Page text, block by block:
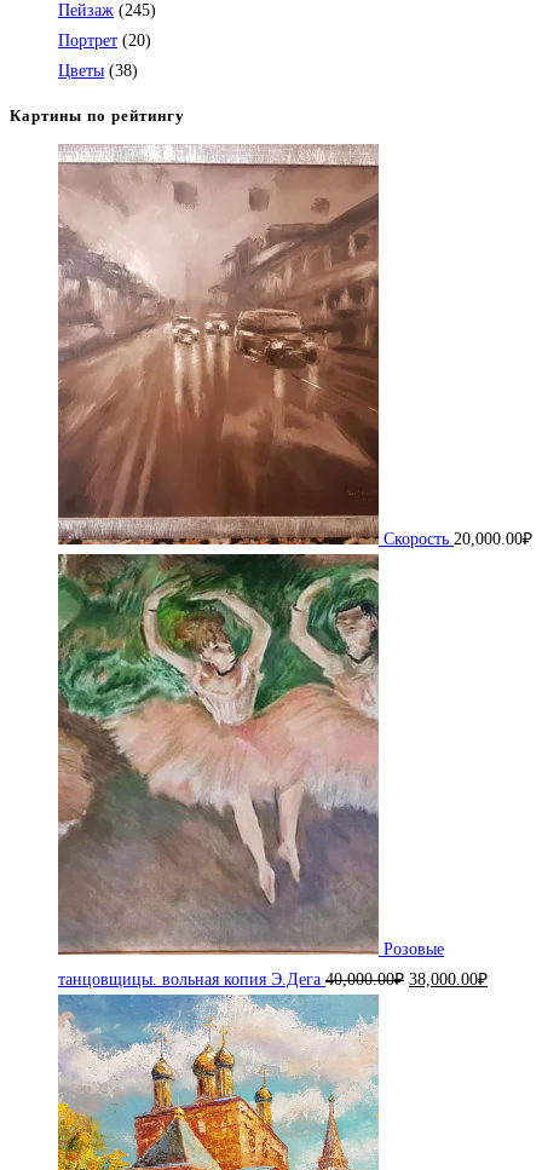
Пейзаж (245)
Портрет (20)
Цветы (38)
Картины по рейтингу
Скорость 20,000.00₽
Розовые
танцовщицы. вольная копия Э.Дега 40,000.00₽ Первоначальная
38,000.00₽